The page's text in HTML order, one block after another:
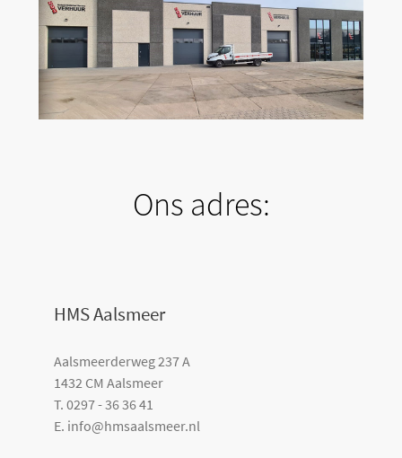
Ons adres:
HMS Aalsmeer
Aalsmeerderweg 237 A
1432 CM Aalsmeer
T. 0297 - 36 36 41
E. info@hmsaalsmeer.nl